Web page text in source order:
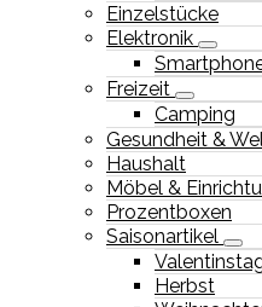
Einzelstücke
Elektronik
Freizeit
Camping
Gesundheit &
Haushalt
Möbel &
Prozentboxen
Saisonartikel
Herbst